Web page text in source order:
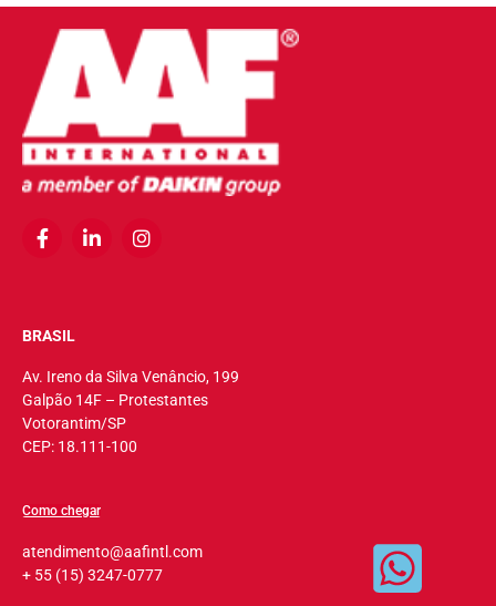
BRASIL
Av. Ireno da Silva Venâncio, 199
Galpão 14F – Protestantes
Votorantim/SP
CEP: 18.111-100
Como chegar
atendimento@aafintl.com
+ 55 (15) 3247-0777